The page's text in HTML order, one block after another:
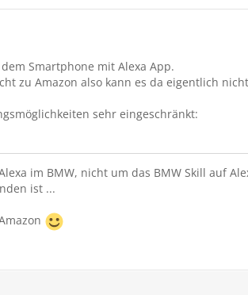
Smartphone mit Alexa App.
zu Amazon also kann es da eigentlich
sehr eingeschränkt:
im BMW, nicht um das BMW Skill auf
ist ...